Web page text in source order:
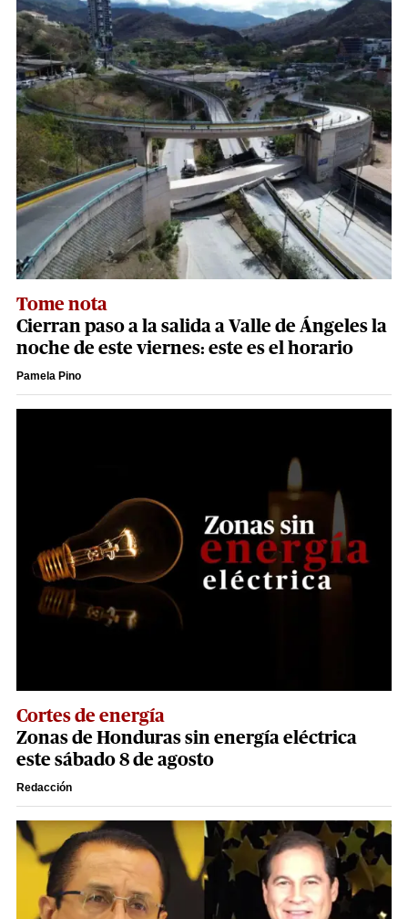
Tome nota
Cierran paso a la salida a Valle de Ángeles la
noche de este viernes: este es el horario
Pamela Pino
Cortes de energía
Zonas de Honduras sin energía eléctrica
este sábado 8 de agosto
Redacción